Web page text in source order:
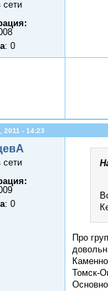
сети
: 0
2011 - 14:23
сети
: 0
Про
Томск-